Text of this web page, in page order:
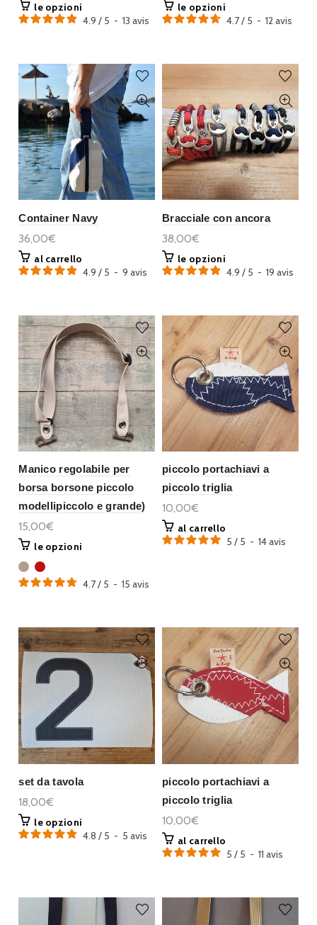
le opzioni
4.9 / 5 - 13avis
le opzioni
4.7/ 5 - 12avis
Container Navy
36,00€
al carrello
4.9 / 5 - 9avis
Bracciale con ancora
38,00€
le opzioni
4.9 / 5 - 19 avis
Manico regolabile per
borsa borsone piccolo
modellipiccolo e grande)
15,00€
le opzioni
4.7/ 5 - 15avis
piccolo portachiavi a
piccolo triglia
10,00€
al carrello
5 / 5 - 14avis
set da tavola
18,00€
le opzioni
4.8 / 5 - 5avis
piccolo portachiavi a
piccolo triglia
10,00€
al carrello
5 / 5 - 11 avis